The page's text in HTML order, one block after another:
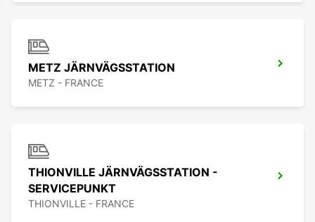
METZ JÄRNVÄGSSTATION
METZ - FRANCE
THIONVILLE JÄRNVÄGSSTATION -
SERVICEPUNKT
THIONVILLE - FRANCE